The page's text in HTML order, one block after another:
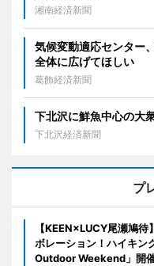
湘南経済新聞
気候変動適応センター
全体に広げてほしい
葛飾経済新聞
下北沢に鮮魚中心の大
下北沢経済新聞
プ
【KEEN×LUCY尾瀬鳩
ボレーション！ハイキン
Outdoor Weekend」開